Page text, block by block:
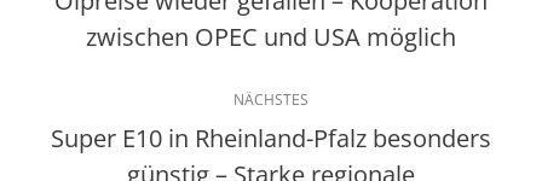
Vorheriger
Beitrag:
zwischen OPEC und USA möglich
NÄCHSTES
Nächster
Super E10 in Rheinland-Pfalz besonders
günstig – Starke regionale